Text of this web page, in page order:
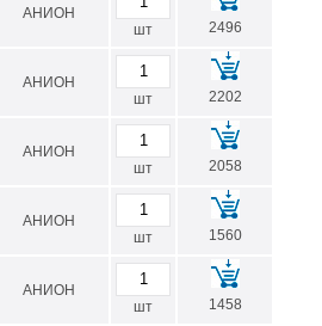
АНИОН
шт
2496
АНИОН
шт
2202
АНИОН
шт
2058
АНИОН
шт
1560
АНИОН
шт
1458